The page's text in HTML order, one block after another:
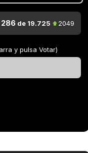
286de 19.725 2049
y pulsa Votar)